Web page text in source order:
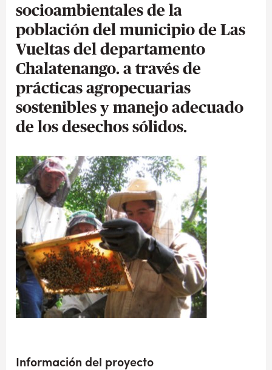
socioambientales de la
población del municipio de Las
Vueltas del departamento
Chalatenango. a través de
prácticas agropecuarias
sostenibles y manejo adecuado
de los desechos sólidos.
Información del proyecto